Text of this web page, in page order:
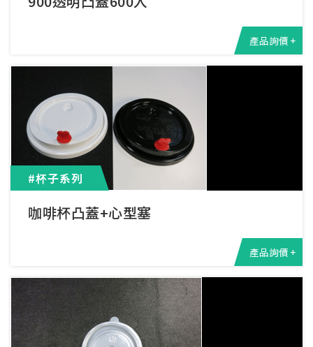
產品詢價 +
#杯子系列
咖啡杯凸蓋+心型塞
產品詢價 +